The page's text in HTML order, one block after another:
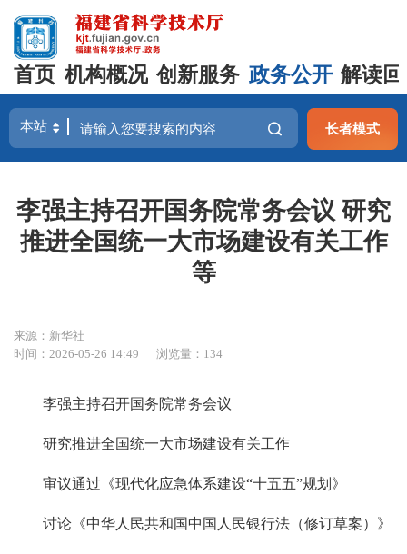
首页 机构概况 创新服务 政务公开 解读
长者模式
李强主持召开国务院常务会议 研究
推进全国统一大市场建设有关工作
等
来源：新华社
时间：2026-05-26 14:49
浏览量：134
李强主持召开国务院常务会议
研究推进全国统一大市场建设有关工作
审议通过《现代化应急体系建设“十五五”规划》
讨论《中华人民共和国中国人民银行法（修订草案）》